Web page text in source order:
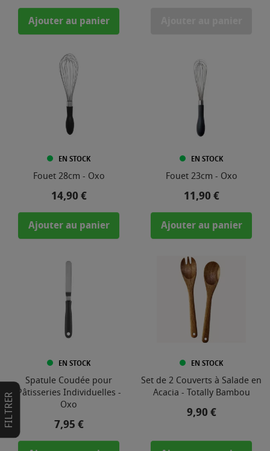
FILTRER
Ajouter au panier
EN STOCK
Fouet 28cm - Oxo
Prix
14,90 €
Ajouter au panier
EN STOCK
Fouet 23cm - Oxo
Prix
11,90 €
Ajouter au panier
EN STOCK
Spatule Coudée pour
Pâtisseries Individuelles -
Oxo
Prix
7,95 €
EN STOCK
Set de 2 Couverts à Salade en
Acacia - Totally Bambou
Prix
9,90 €